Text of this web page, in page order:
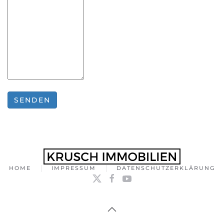
HOME IMPRESSUM DATENSCHUTZERKLÄRUNG